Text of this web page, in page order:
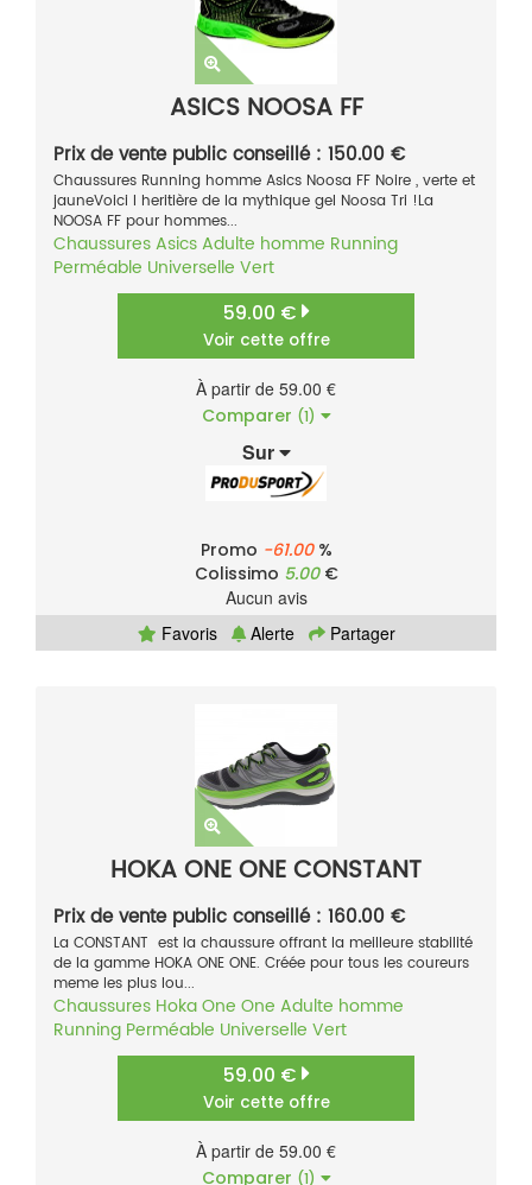
ASICS NOOSA FF
Prix de vente public conseillé : 150.00 €
Chaussures Running homme Asics Noosa FF Noire , verte et
jauneVoici l heritière de la mythique gel Noosa Tri !La
NOOSA FF pour hommes...
ChaussuresAsicsAdulte homme Running
Perméable Universelle Vert
59.00 €
Voir cette offre
À partir de 59.00 €
Comparer (1)
Sur
Promo -61.00%
Colissimo 5.00€
Aucun avis
Favoris
Alerte Partager
HOKA ONE ONE CONSTANT
Prix de vente public conseillé : 160.00 €
La CONSTANT est la chaussure offrant la meilleure stabilité
de la gamme HOKA ONE ONE. Créée pour tous les coureurs
meme les plus lou...
Chaussures Hoka One One Adulte homme
Running Perméable Universelle Vert
59.00 €
Voir cette offre
À partir de 59.00 €
Comparer (1)